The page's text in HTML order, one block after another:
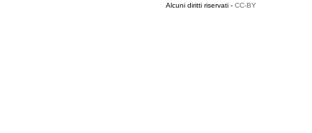
Alcuni diritti riservati - CC-BY